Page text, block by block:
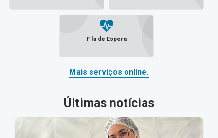
Fila de Espera
Mais serviços online.
Últimas notícias